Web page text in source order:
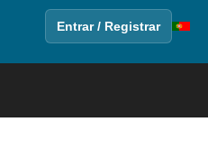
Entrar / Registrar